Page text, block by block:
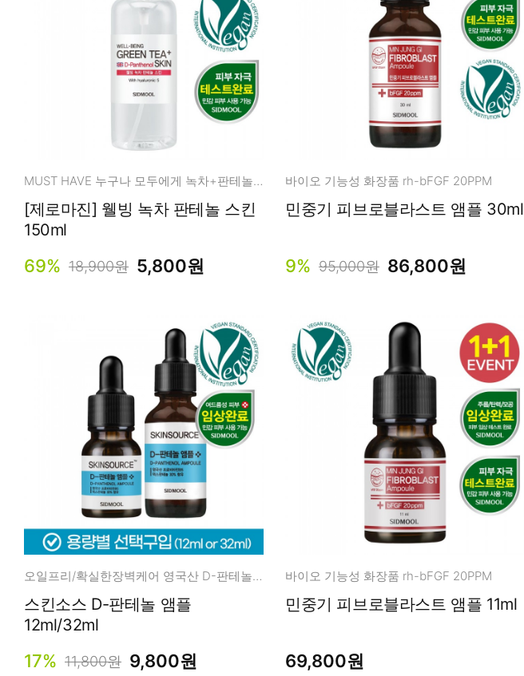
MUST HAVE 누구나 모두에게 녹차+판테놀+저/고분자 히알루론산 레시피
[제로마진] 웰빙 녹차 판테놀 스킨
150ml
69% 18,900원 5,800원
바이오 기능성 화장품 rh-bFGF 20PPM
민중기 피브로블라스트 앰플 30ml
9% 95,000원 86,800원
오일프리/확실한장벽케어 영국산 D-판테놀 30%
스킨소스 D-판테놀 앰플
12ml/32ml
17% 11,800원 9,800원
바이오 기능성 화장품 rh-bFGF 20PPM
민중기 피브로블라스트 앰플 11ml
69,800원